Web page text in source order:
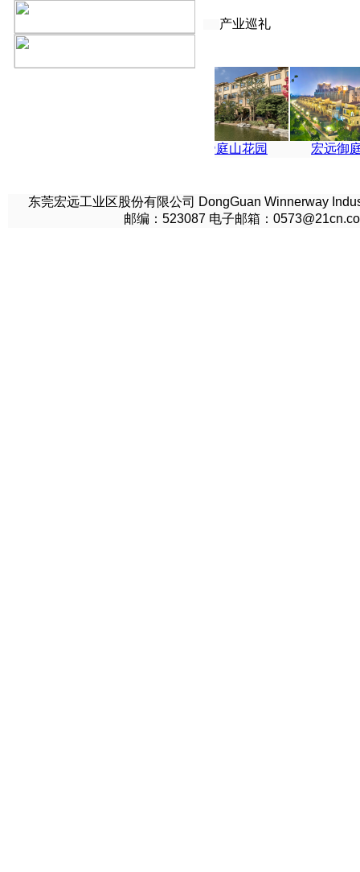
产业巡礼
帝庭山花园 宏远御
东莞宏远工业区股份有限公司 DongGuan Winnerway
邮编：523087 电子邮箱：